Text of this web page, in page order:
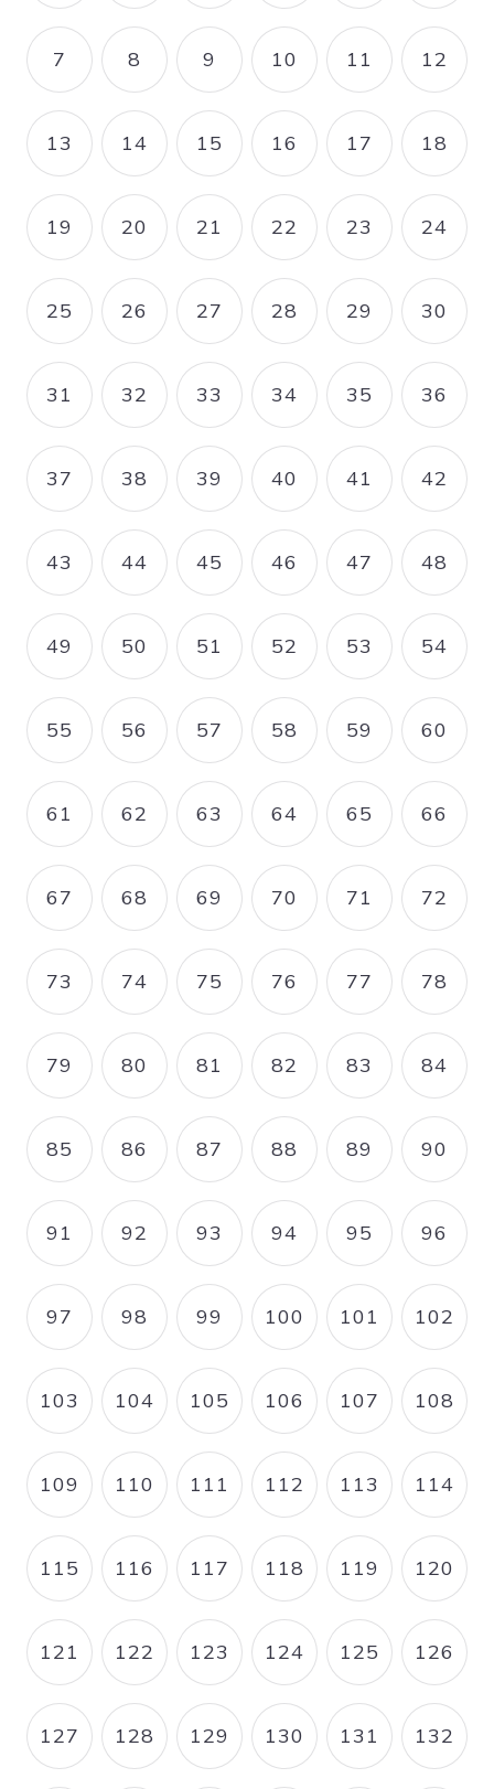
PAGE
7 PAGE
8 PAGE
9 PAGE
10 PAGE
11 PAGE
12
PAGE
13 PAGE
14 PAGE
15 PAGE
16 PAGE
17 PAGE
18
PAGE
19 PAGE
20 PAGE
21 PAGE
22 PAGE
23 PAGE
24
PAGE
25 PAGE
26 PAGE
27 PAGE
28 PAGE
29 PAGE
30
PAGE
31 PAGE
32 PAGE
33 PAGE
34 PAGE
35 PAGE
36
PAGE
37 PAGE
38 PAGE
39 PAGE
40 PAGE
41 PAGE
42
PAGE
43 PAGE
44 PAGE
45 PAGE
46 PAGE
47 PAGE
48
PAGE
49 PAGE
50 PAGE
51 PAGE
52 PAGE
53 PAGE
54
PAGE
55 PAGE
56 PAGE
57 PAGE
58 PAGE
59 PAGE
60
PAGE
61 PAGE
62 PAGE
63 PAGE
64 PAGE
65 PAGE
66
PAGE
67 PAGE
68 PAGE
69 PAGE
70 PAGE
71 PAGE
72
PAGE
73 PAGE
74 PAGE
75 PAGE
76 PAGE
77 PAGE
78
PAGE
79 PAGE
80 PAGE
81 PAGE
82 PAGE
83 PAGE
84
PAGE
85 PAGE
86 PAGE
87 PAGE
88 PAGE
89 PAGE
90
PAGE
91 PAGE
92 PAGE
93 PAGE
94 PAGE
95 PAGE
96
PAGE
97 PAGE
98 PAGE
99 PAGE
100 PAGE
101 PAGE
102
PAGE
103 PAGE
104 PAGE
105 PAGE
106 PAGE
107 PAGE
108
PAGE
109 PAGE
110 PAGE
111 PAGE
112 PAGE
113 PAGE
114
PAGE
115 PAGE
116 PAGE
117 PAGE
118 PAGE
119 PAGE
120
PAGE
121 PAGE
122 PAGE
123 PAGE
124 PAGE
125 PAGE
126
PAGE
127 PAGE
128 PAGE
129 PAGE
130 PAGE
131 PAGE
132